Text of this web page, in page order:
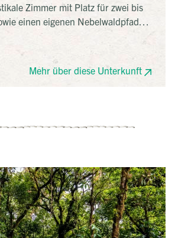
Zimmer mit Platz für zwei bis
einen eigenen Nebelwaldpfad
Grundstück.
Mehr über diese Unterkunft